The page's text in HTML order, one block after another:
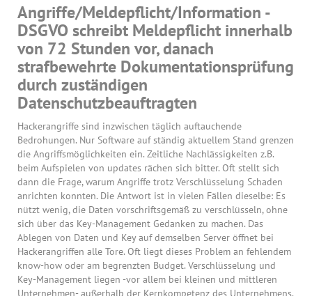
Angriffe/Meldepflicht/Information -
DSGVO schreibt Meldepflicht innerhalb
von 72 Stunden vor, danach
strafbewehrte Dokumentationsprüfung
durch zuständigen
Datenschutzbeauftragten
Hackerangriffe sind inzwischen täglich auftauchende
Bedrohungen. Nur Software auf ständig aktuellem Stand grenzen
die Angriffsmöglichkeiten ein. Zeitliche Nachlässigkeiten z.B.
beim Aufspielen von updates rächen sich bitter. Oft stellt sich
dann die Frage, warum Angriffe trotz Verschlüsselung Schaden
anrichten konnten. Die Antwort ist in vielen Fällen dieselbe: Es
nützt wenig, die Daten vorschriftsgemäß zu verschlüsseln, ohne
sich über das Key-Management Gedanken zu machen. Das
Ablegen von Daten und Key auf demselben Server öffnet bei
Hackerangriffen alle Tore. Oft liegt dieses Problem an fehlendem
know-how oder am begrenzten Budget. Verschlüsselung und
Key-Management liegen -vor allem bei kleinen und mittleren
Unternehmen- außerhalb der Kernkompetenz des Unternehmens.